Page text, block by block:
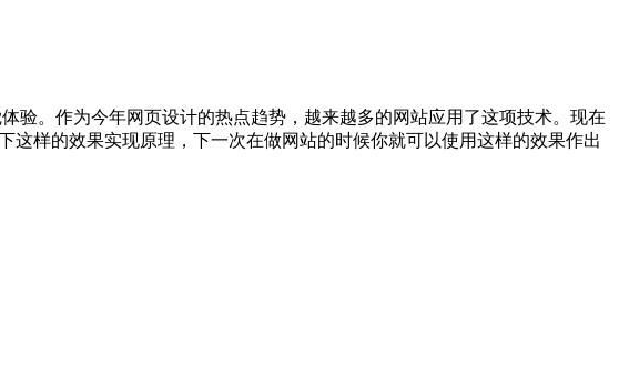
验。作为今年网页设计的热点趋势，越来越多的网站应用了这项技术。现在
样的效果实现原理，下一次在做网站的时候你就可以使用这样的效果作出